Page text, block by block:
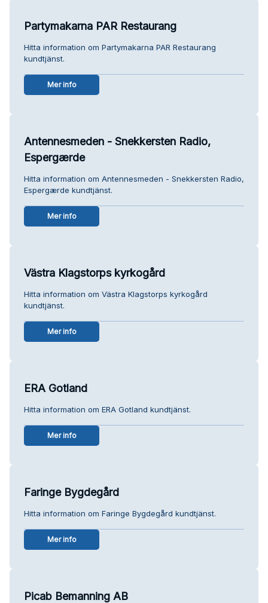
Partymakarna PAR Restaurang
Hitta information om Partymakarna PAR Restaurang
kundtjänst.
Mer info
Antennesmeden - Snekkersten Radio,
Espergærde
Hitta information om Antennesmeden - Snekkersten Radio,
Espergærde kundtjänst.
Mer info
Västra Klagstorps kyrkogård
Hitta information om Västra Klagstorps kyrkogård
kundtjänst.
Mer info
ERA Gotland
Hitta information om ERA Gotland kundtjänst.
Mer info
Faringe Bygdegård
Hitta information om Faringe Bygdegård kundtjänst.
Mer info
Picab Bemanning AB